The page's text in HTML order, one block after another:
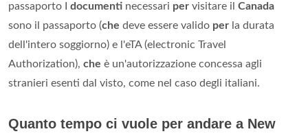
passaporto I documenti necessari per visitare il Canada
sono il passaporto (che deve essere valido per la durata
dell'intero soggiorno) e l'eTA (electronic Travel
Authorization), che è un'autorizzazione concessa agli
stranieri esenti dal visto, come nel caso degli italiani.
Quanto tempo ci vuole per andare a New